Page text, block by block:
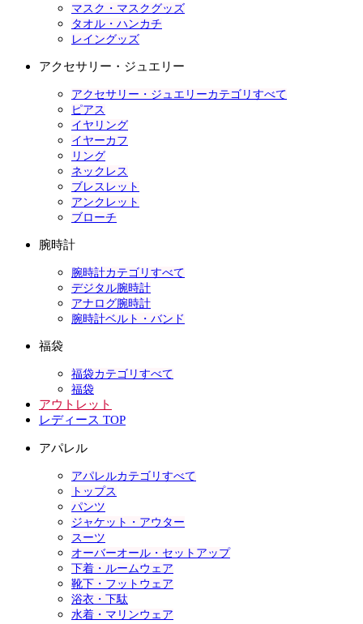
マスク・マスクグッズ
タオル・ハンカチ
レイングッズ
アクセサリー・ジュエリー
アクセサリー・ジュエリーカテゴリすべて
ピアス
イヤリング
イヤーカフ
リング
ネックレス
ブレスレット
アンクレット
ブローチ
腕時計
腕時計カテゴリすべて
デジタル腕時計
アナログ腕時計
腕時計ベルト・バンド
福袋
福袋カテゴリすべて
福袋
アウトレット
レディース TOP
アパレル
アパレルカテゴリすべて
トップス
パンツ
ジャケット・アウター
スーツ
オーバーオール・セットアップ
下着・ルームウェア
靴下・フットウェア
浴衣・下駄
水着・マリンウェア